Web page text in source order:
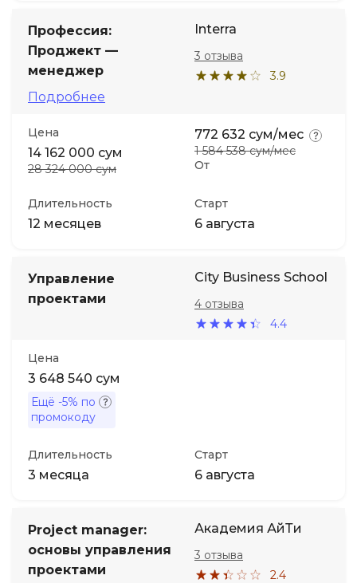
Профессия:
Проджект —
менеджер
Подробнее
Interra
3.9
3 отзыва
Цена
14 162 000 сум
28 324 000 сум От
772 632 сум/мес
1 584 538 сум/мес
Длительность
12 месяцев
Старт
6 августа
Управление
проектами
City Business School
4.4
4 отзыва
Цена
3 648 540 сум
Ещё -5% по
промокоду
Длительность
3 месяца
Старт
6 августа
Project manager:
основы управления
проектами
Академия АйТи
2.4
3 отзыва